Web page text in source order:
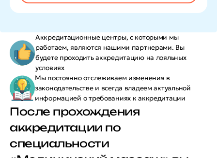
Аккредитационные центры, с которыми мы
работаем, являются нашими партнерами. Вы
будете проходить аккредитацию на лояльных
условиях
Мы постоянно отслеживаем изменения в
законодательстве и всегда владеем актуальной
информацией о требованиях к аккредитации
После прохождения
аккредитации по
специальности